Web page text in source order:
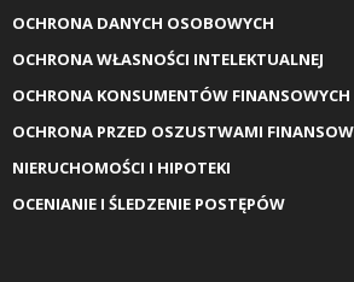
OCHRONA DANYCH OSOBOWYCH
OCHRONA WŁASNOŚCI INTELEKTUALNEJ
OCHRONA KONSUMENTÓW FINANSOWYCH
OCHRONA PRZED OSZUSTWAMI
NIERUCHOMOŚCI I HIPOTEKI
OCENIANIE I ŚLEDZENIE POSTĘPÓW